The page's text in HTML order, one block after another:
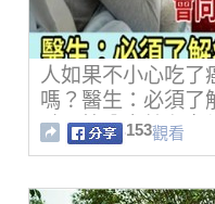
人如果不小心吃了
嗎？醫生：必須了
點！快分享給兒女們
153觀看